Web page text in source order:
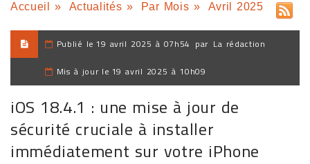
Accueil » Actualités » Par Mois » Avril 2025
Publié le 19 avril 2025 à 07h54 par La rédaction
Mis à jour le 19 avril 2025 à 10h09
iOS 18.4.1 : une mise à jour de
sécurité cruciale à installer
immédiatement sur votre iPhone